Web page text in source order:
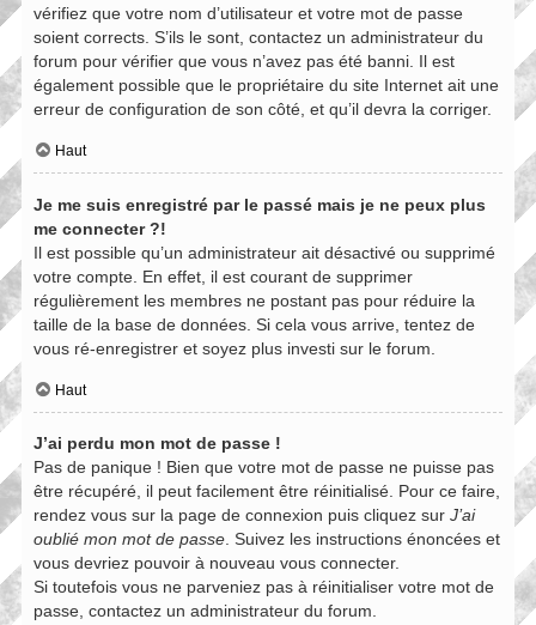
vérifiez que votre nom d’utilisateur et votre mot de passe
soient corrects. S’ils le sont, contactez un administrateur du
forum pour vérifier que vous n’avez pas été banni. Il est
également possible que le propriétaire du site Internet ait une
erreur de configuration de son côté, et qu’il devra la corriger.
Haut
Je me suis enregistré par le passé mais je ne peux plus
me connecter ?!
Il est possible qu’un administrateur ait désactivé ou supprimé
votre compte. En effet, il est courant de supprimer
régulièrement les membres ne postant pas pour réduire la
taille de la base de données. Si cela vous arrive, tentez de
vous ré-enregistrer et soyez plus investi sur le forum.
Haut
J’ai perdu mon mot de passe !
Pas de panique ! Bien que votre mot de passe ne puisse pas
être récupéré, il peut facilement être réinitialisé. Pour ce faire,
rendez vous sur la page de connexion puis cliquez sur J’ai
oublié mon mot de passe. Suivez les instructions énoncées et
vous devriez pouvoir à nouveau vous connecter.
Si toutefois vous ne parveniez pas à réinitialiser votre mot de
passe, contactez un administrateur du forum.